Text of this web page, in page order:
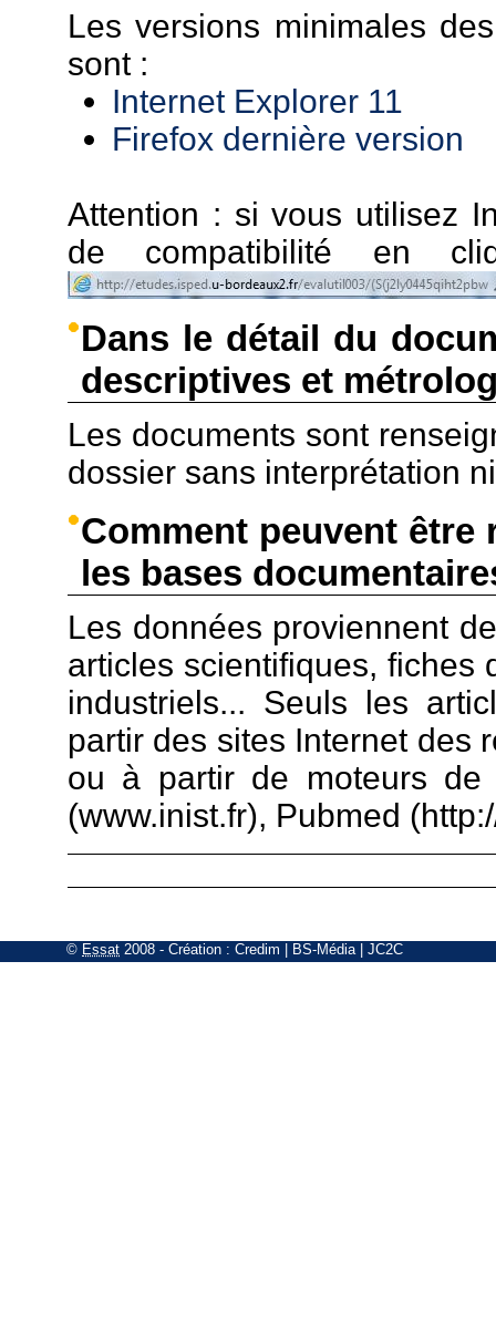
Les versions minimales
sont :
Internet Explorer 11
Firefox dernière version
Attention : si vous utilisez
de compatibilité en
Dans le détail du
descriptives et
Les documents sont
dossier sans interprétation
Comment peuvent
les bases
Les données proviennent
articles scientifiques, fiches
industriels... Seuls les
partir des sites Internet des
ou à partir de moteurs de
(www.inist.fr), Pubmed
© Essat 2008 - Création : Credim BS-Média| JC2C